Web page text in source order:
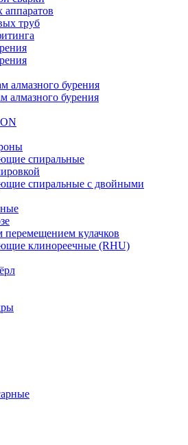
аппаратов
труб
алмазного бурения
алмазного бурения
спиральные
спиральные с двойными
кулачков
клинореечные (RHU)